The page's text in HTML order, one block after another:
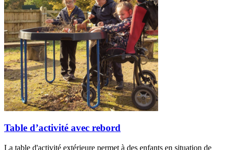
Table d’activité avec rebord
La table d'activité extérieure permet à des enfants en situation de